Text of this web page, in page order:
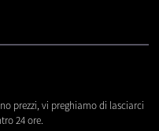
prezzi, vi preghiamo di lasciarci
24 ore.